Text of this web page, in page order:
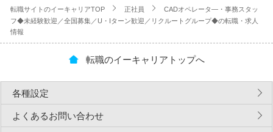
転職サイトのイーキャリアTOP
正社員
CADオペレータ―・事務スタッ
フ◆未経験歓迎／全国募集／U・Iターン歓迎／リクルートグループ◆の転職・求人
情報
転職のイーキャリアトップへ
各種設定
よくあるお問い合わせ